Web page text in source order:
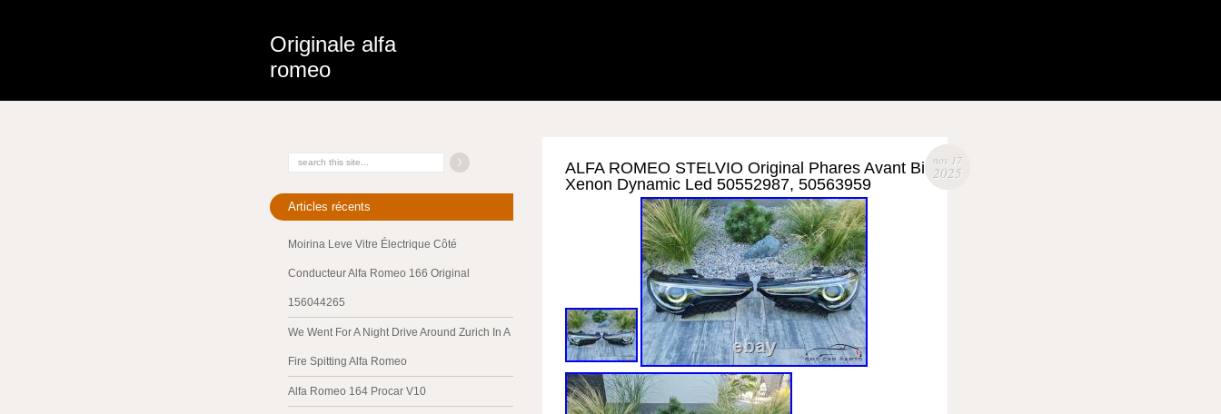
Originale alfa
romeo
nov 17
2025
ALFA ROMEO STELVIO Original Phares Avant Bi
Xenon Dynamic Led 50552987, 50563959
Articles récents
Moirina Leve Vitre Électrique Côté
Conducteur Alfa Romeo 166 Original
156044265
We Went For A Night Drive Around Zurich In A
Fire Spitting Alfa Romeo
Alfa Romeo 164 Procar V10